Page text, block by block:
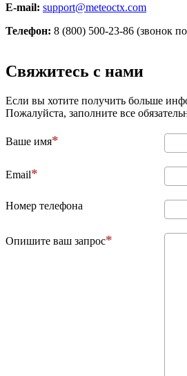
E-mail: support@meteoctx.com
Телефон: 8 (800) 500-23-86 (звонок
­Свяжитесь с нами
Если вы хотите получить больше
Пожалуйста, заполните все
Ваше имя
Email
Номер телефона
Опишите ваш запрос